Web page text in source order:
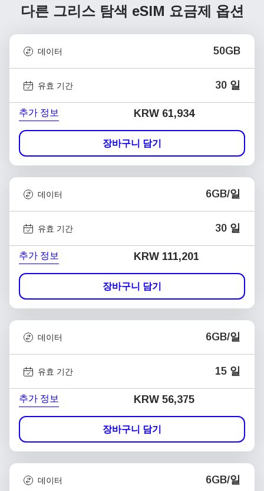
다른 그리스 탐색 eSIM 요금제 옵션
데이터 50GB
유효 기간 30 일
추가 정보 KRW 61,934
장바구니 담기
데이터 6GB/일
유효 기간 30 일
추가 정보 KRW 111,201
장바구니 담기
데이터 6GB/일
유효 기간 15 일
추가 정보 KRW 56,375
장바구니 담기
데이터 6GB/일